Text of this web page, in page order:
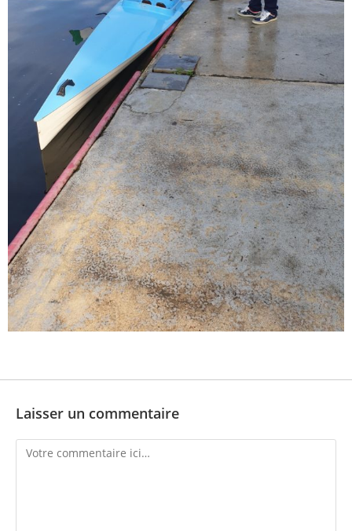
Laisser un commentaire